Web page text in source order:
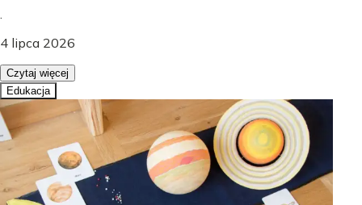
4 lipca 2026
Czytaj więcej
Edukacja